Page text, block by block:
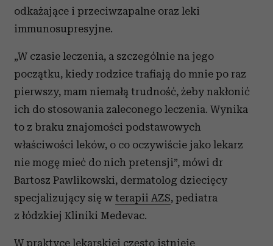
odkażające i przeciwzapalne oraz leki
immunosupresyjne.
„W czasie leczenia, a szczególnie na jego
początku, kiedy rodzice trafiają do mnie po raz
pierwszy, mam niemałą trudność, żeby nakłonić
ich do stosowania zaleconego leczenia. Wynika
to z braku znajomości podstawowych
właściwości leków, o co oczywiście jako lekarz
nie mogę mieć do nich pretensji”, mówi dr
Bartosz Pawlikowski, dermatolog dziecięcy
specjalizujący się w terapii AZS, pediatra
z łódzkiej Kliniki Medevac.
W praktyce lekarskiej często istnieje